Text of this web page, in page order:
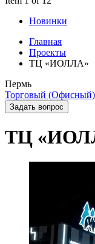
Новинки
Главная
Проекты
ТЦ «ИОЛЛА»
Пермь
Торговый (Офисный)
Задать вопрос
ТЦ